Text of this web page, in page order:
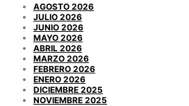
AGOSTO 2026
JULIO 2026
JUNIO 2026
MAYO 2026
ABRIL 2026
MARZO 2026
FEBRERO 2026
ENERO 2026
DICIEMBRE 2025
NOVIEMBRE 2025